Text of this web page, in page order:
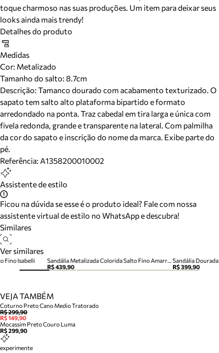
toque charmoso nas suas produções. Um item para deixar seus
looks ainda mais trendy!
Detalhes do produto
Medidas
Cor: Metalizado
Tamanho do salto: 8.7cm
Descrição: Tamanco dourado com acabamento texturizado. O
sapato tem salto alto plataforma bipartido e formato
arredondado na ponta. Traz cabedal em tira larga e única com
fivela redonda, grande e transparente na lateral. Com palmilha
da cor do sapato e inscrição do nome da marca. Exibe parte do
pé.
Referência: A1358200010002
Assistente de estilo
Ficou na dúvida se esse é o produto ideal? Fale com nossa
assistente virtual de estilo no WhatsApp e descubra!
Similares
Ver similares
Sandália Metalizada Colorida Salto Fino Amarração Tiras
R$ 439,90
Sandália
R$ 399,90
Fino Isabelli
VEJA TAMBÉM
Coturno Preto Cano Medio Tratorado
R$ 299,90
R$ 149,90
Mocassim Preto Couro Luma
R$ 299,90
experimente